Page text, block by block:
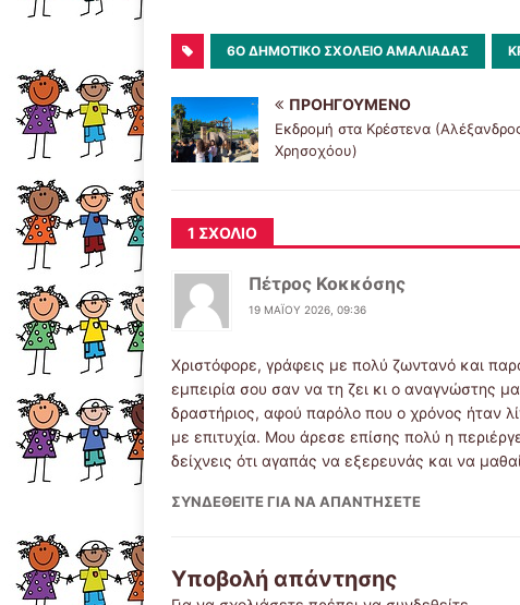
6Ο ΔΗΜΟΤΙΚΌ ΣΧΟΛΕΊΟ ΑΜΑΛΙΆΔΑΣ
ΠΡΟΗΓΟΎΜΕΝΟ
Εκδρομή στα Κρέστενα
Χρησοχόου)
1 ΣΧΌΛΙΟ
Πέτρος Κοκκόσης
19 ΜΑΪ́ΟΥ 2026, 09:36
Χριστόφορε, γράφεις με πολύ ζωντανό και
εμπειρία σου σαν να τη ζει κι ο αναγνώστης
δραστήριος, αφού παρόλο που ο χρόνος ήταν
με επιτυχία. Μου άρεσε επίσης πολύ η
δείχνεις ότι αγαπάς να εξερευνάς και να
ΣΥΝΔΕΘΕΊΤΕ ΓΙΑ ΝΑ ΑΠΑΝΤΉΣΕΤΕ
Υποβολή απάντησης